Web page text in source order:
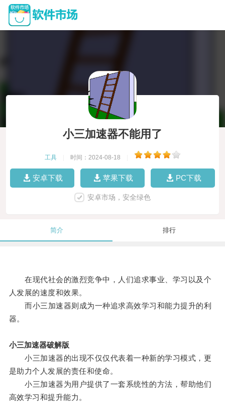
小三加速器不能用了
工具 时间：2024-08-18
安卓下载 苹果下载 PC下载
安卓市场，安全绿色
简介 排行
在现代社会的激烈竞争中，人们追求事业、学习以及个
人发展的速度和效果。
而小三加速器则成为一种追求高效学习和能力提升的利
器。
小三加速器破解版
小三加速器的出现不仅仅代表着一种新的学习模式，更
是助力个人发展的责任和使命。
小三加速器为用户提供了一套系统性的方法，帮助他们
高效学习和提升能力。